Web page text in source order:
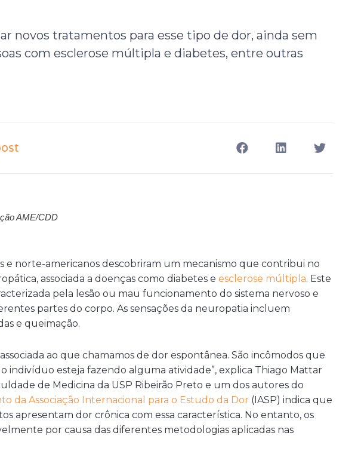
novos tratamentos para esse tipo de dor, ainda sem
com esclerose múltipla e diabetes, entre outras
AME/CDD
e norte-americanos descobriram um mecanismo que contribui no
associada a doenças como diabetes e esclerose múltipla. Este
pela lesão ou mau funcionamento do sistema nervoso e
partes do corpo. As sensações da neuropatia incluem
e queimação.
ao que chamamos de dor espontânea. São incômodos que
indivíduo esteja fazendo alguma atividade”, explica Thiago Mattar
de Medicina da USP Ribeirão Preto e um dos autores do
da Associação Internacional para o Estudo da Dor(IASP) indica que
apresentam dor crônica com essa característica. No entanto, os
por causa das diferentes metodologias aplicadas nas